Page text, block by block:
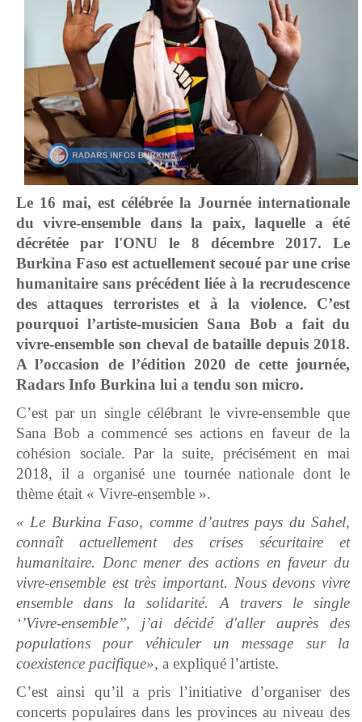
Le 16 mai, est célébrée la Journée internationale
du vivre-ensemble dans la paix, laquelle a été
décrétée par l'ONU le 8 décembre 2017. Le
Burkina Faso est actuellement secoué par une crise
humanitaire sans précédent liée à la recrudescence
des attaques terroristes et à la violence. C’est
pourquoi l’artiste-musicien Sana Bob a fait du
vivre-ensemble son cheval de bataille depuis 2018.
A l’occasion de l’édition 2020 de cette journée,
Radars Info Burkina lui a tendu son micro.
C’est par un single célébrant le vivre-ensemble que
Sana Bob a commencé ses actions en faveur de la
cohésion sociale. Par la suite, précisément en mai
2018, il a organisé une tournée nationale dont le
thème était « Vivre-ensemble ».
« Le Burkina Faso, comme d’autres pays du Sahel,
connaît actuellement des crises sécuritaire et
humanitaire. Donc mener des actions en faveur du
vivre-ensemble est très important. Nous devons vivre
ensemble dans la solidarité. A travers le single
‘’Vivre-ensemble’’, j’ai décidé d'aller auprès des
populations pour véhiculer un message sur la
coexistence pacifique», a expliqué l’artiste.
C’est ainsi qu’il a pris l’initiative d’organiser des
concerts populaires dans les provinces au niveau des